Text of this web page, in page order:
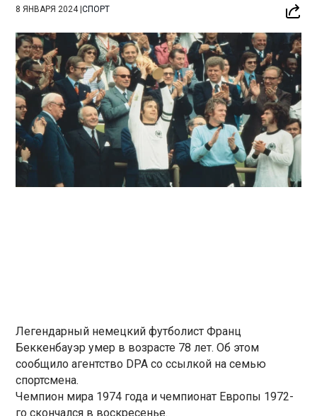
8 ЯНВАРЯ 2024|СПОРТ
Легендарный немецкий футболист Франц
Беккенбауэр умер в возрасте 78 лет. Об этом
сообщило агентство DPA со ссылкой на семью
спортсмена.
Чемпион мира 1974 года и чемпионат Европы 1972-
го скончался в воскресенье.